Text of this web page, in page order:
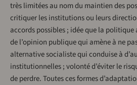
très limitées au nom du maintien des
critiquer les institutions ou leurs
accords possibles ; idée que la
de l’opinion publique qui amène à ne
alternative socialiste qui conduise à
institutionnelles ; volonté d’éviter le
de perdre. Toutes ces formes